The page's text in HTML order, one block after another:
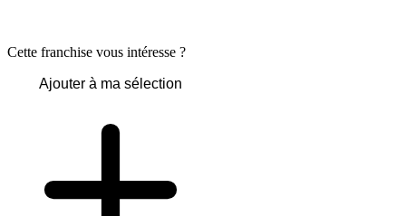
Cette franchise vous intéresse ?
Ajouter à ma sélection